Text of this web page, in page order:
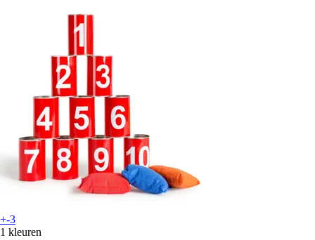
+-3
1 kleuren